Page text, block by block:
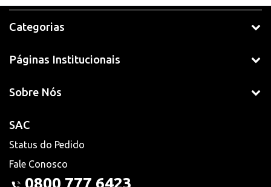
Categorias
Páginas Institucionais
Sobre Nós
SAC
Status do Pedido
Fale Conosco
0800 777 6423